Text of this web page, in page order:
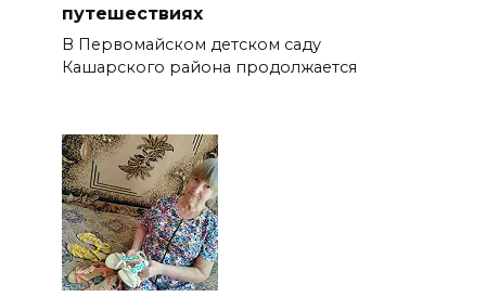
путешествиях
В Первомайском детском саду
Кашарского района продолжается